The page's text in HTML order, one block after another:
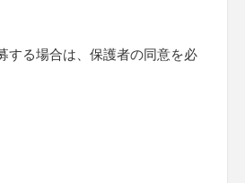
する場合は、保護者の同意を必